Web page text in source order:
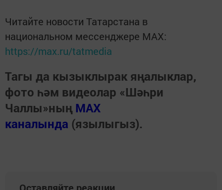
Читайте новости Татарстана в
национальном мессенджере MАХ:
https://max.ru/tatmedia
Тагы да кызыклырак яңалыклар,
фото һәм видеолар «Шәһри
Чаллы»ның MAX
каналында (язылыгыз).